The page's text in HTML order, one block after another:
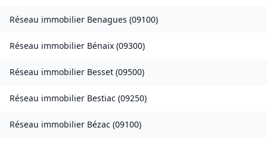
Réseau immobilier Benagues (09100)
Réseau immobilier Bénaix (09300)
Réseau immobilier Besset (09500)
Réseau immobilier Bestiac (09250)
Réseau immobilier Bézac (09100)